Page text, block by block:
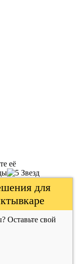
её
для
Оставьте свой